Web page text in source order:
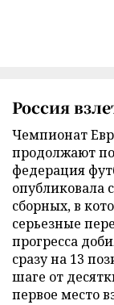
Россия
Чемпионат
продолжают
федерация
опубликовала
сборных, в
серьезные
прогресса
сразу на 13
шаге от
первое место